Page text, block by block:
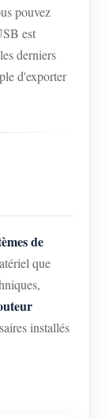
pouvez
est
derniers
d'exporter
de
que
installés